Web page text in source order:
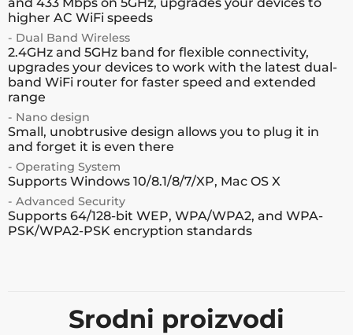
higher AC WiFi speeds
- Dual Band Wireless
2.4GHz and 5GHz band for flexible connectivity,
upgrades your devices to work with the latest dual-
band WiFi router for faster speed and extended
range
- Nano design
Small, unobtrusive design allows you to plug it in
and forget it is even there
- Operating System
Supports Windows 10/8.1/8/7/XP, Mac OS X
- Advanced Security
Supports 64/128-bit WEP, WPA/WPA2, and WPA-
PSK/WPA2-PSK encryption standards
Srodni proizvodi